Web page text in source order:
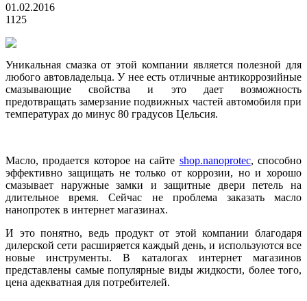
01.02.2016
1125
Уникальная смазка от этой компании является полезной для
любого автовладельца. У нее есть отличные антикоррозийные
смазывающие свойства и это дает возможность
предотвращать замерзание подвижных частей автомобиля при
температурах до минус 80 градусов Цельсия.
Масло, продается которое на сайте shop.nanoprotec, способно
эффективно защищать не только от коррозии, но и хорошо
смазывает наружные замки и защитные двери петель на
длительное время. Сейчас не проблема заказать масло
нанопротек в интернет магазинах.
И это понятно, ведь продукт от этой компании благодаря
дилерской сети расширяется каждый день, и используются все
новые инструменты. В каталогах интернет магазинов
представлены самые популярные виды жидкости, более того,
цена адекватная для потребителей.